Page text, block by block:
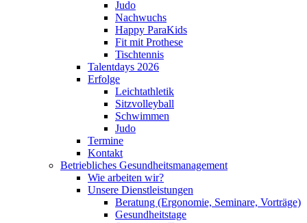
Judo
Nachwuchs
Happy ParaKids
Fit mit Prothese
Tischtennis
Talentdays 2026
Erfolge
Leichtathletik
Sitzvolleyball
Schwimmen
Judo
Termine
Kontakt
Betriebliches Gesundheits­management
Wie arbeiten wir?
Unsere Dienstleistungen
Beratung (Ergonomie, Seminare, Vorträge)
Gesundheitstage